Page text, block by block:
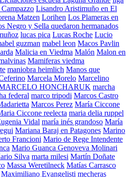
Lisandro Aristimuño en El
Matzen Lorihen Los Plameras en
Negro y Sella quedaron hermanados
lucas pica Lucas Roche Lucio
guzman mabel leon Macos Pavlin
Malicia en Viedma Malón Malon en
Mamiferas viedma
maniobra heimlich Manos que
Marcela Morelo Marcelino
HONCHARUK marcha
federal marco tripodi Marcos Castro
Marcos Perez María Ciccone
Ciccone reelecta maria delia ruppel
Vidal maría inés grandoso María
Mariana Baraj en Patagones Marino
Francioni Mario de Rege Intendente
Mario Guanca Genoveva Molinari
Silva marta milesi Martín Doñate
Massa Weretilneck Matías Carrasco
Maximiliano Evangelisti mecheras